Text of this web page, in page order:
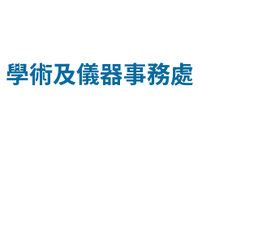
學術及儀器事務處